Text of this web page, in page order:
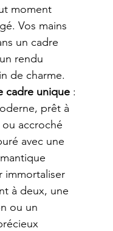
moment
Vos mains
un cadre
rendu
de charme.
cadre unique :
prêt à
accroché
avec une
immortaliser
à deux, une
ou un